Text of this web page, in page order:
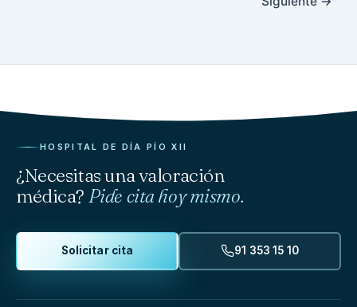
HOSPITAL DE DÍA PÍO XII
¿Necesitas una valoración
médica? Pide cita hoy mismo.
Solicitar cita 91 353 15 10